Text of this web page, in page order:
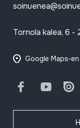
Tornola kalea, 6 -
Google Maps-en
FacebookYoutube